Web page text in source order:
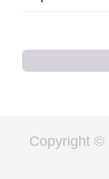
Copyright ©